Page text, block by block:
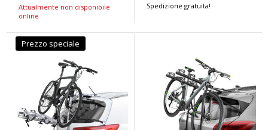
Attualmente non disponibile
online
Spedizione gratuita!
Prezzo speciale